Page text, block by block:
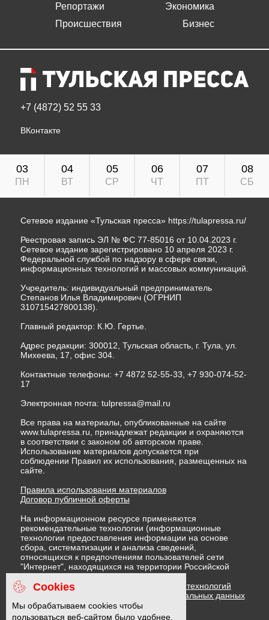
Репортажи
Происшествия
Экономика
Бизнес
+7 (4872) 52 55 33
ВКонтакте
03
ПН
04
ВТ
05
СР
06
ЧТ
07
ПТ
08
СБ
Сетевое издание «Тульская пресса» https://tulapressa.ru/
Реестровая запись ЭЛ № ФС 77-85016 от 10.04.2023 г.
Сетевое издание зарегистрировано 10 апреля 2023 г.
Федеральной службой по надзору в сфере связи,
информационных технологий и массовых коммуникаций.
Учредитель: индивидуальный предприниматель
Степанов Илья Владимирович (ОГРНИП
310715427800138).
Главный редактор: К.Ю. Гертье.
Адрес редакции: 300012, Тульская область, г. Тула, ул.
Михеева, 17, офис 304.
Контактные телефоны: +7 4872 52-55-33, +7 930-074-52-
17
Электронная почта: tulpressa@mail.ru
Все права на материалы, опубликованные на сайте
www.tulapressa.ru, принадлежат редакции и охраняются
в соответствии с законом об авторском праве.
Использование материалов допускается при
соблюдении Правил их использования, размещенных на
сайте.
Правила использования материалов
Договор публичной оферты
На информационном ресурсе применяются
рекомендательные технологии (информационные
технологии предоставления информации на основе
сбора, систематизации и анализа сведений,
относящихся к предпочтениям пользователей сети
"Интернет", находящихся на территории Российской
Федерации)
Правила применения рекомендательных технологий
Политика в отношении обработки персональных данных
Политика обработки файлов cookie
Cookies
Мы обрабатываем cookies чтобы
пользоваться веб-сайтом было удобнее.